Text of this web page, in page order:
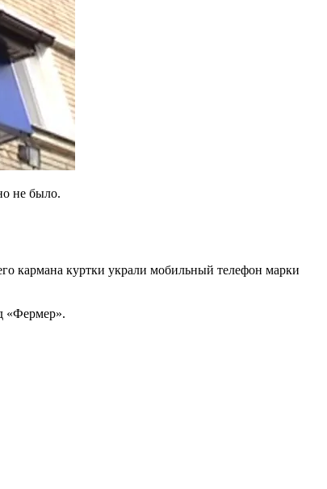
не было.
кармана куртки украли мобильный телефон марки
«Фермер».